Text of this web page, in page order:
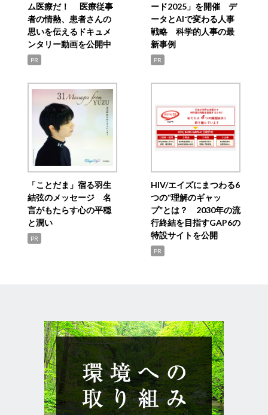
ム医療だ！ 医療従事
者の情熱、患者さんの
思いを伝えるドキュメ
ンタリー動画を公開中
PR
ード2025」を開催 デ
ータとAIで変わる人事
戦略 科学的人事の最
新事例
PR
「ことだま」宿る羽生
結弦のメッセージ 名
言がもたらす心の平穏
と潤い
PR
HIV/エイズにまつわる6
つの“理解のギャッ
プ”とは？ 2030年の流
行終結を目指すGAP6の
特設サイトを公開
PR